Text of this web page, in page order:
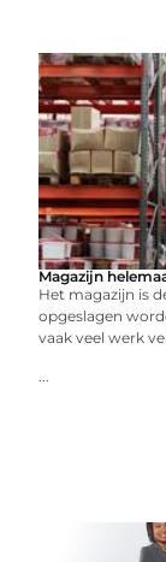
Magazijn
Het magazijn is
opgeslagen
vaak veel werk
...